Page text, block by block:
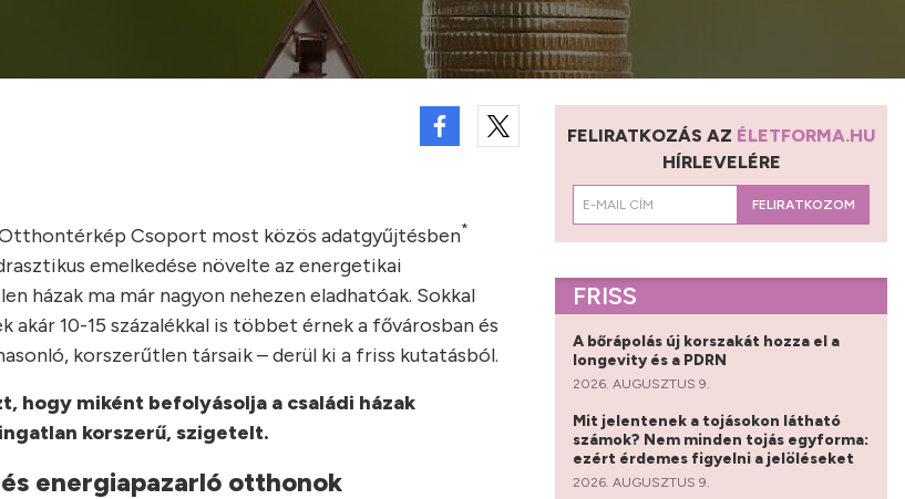
Csoport most közös adatgyűjtésben*
emelkedése növelte az energetikai
házak ma már nagyon nehezen eladhatóak. Sokkal
10-15 százalékkal is többet érnek a fővárosban és
korszerűtlen társaik – derül ki a friss kutatásból.
hogy miként befolyásolja a családi házak
korszerű, szigetelt.
energiapazarló otthonok
FELIRATKOZÁS AZ ÉLETFORMA.HU
HÍRLEVELÉRE
FELIRATKOZOM
FRISS
A bőrápolás új korszakát hozza el a
longevity és a PDRN
2026. AUGUSZTUS 9.
Mit jelentenek a tojásokon látható
számok? Nem minden tojás egyforma:
ezért érdemes figyelni a jelöléseket
2026. AUGUSZTUS 9.